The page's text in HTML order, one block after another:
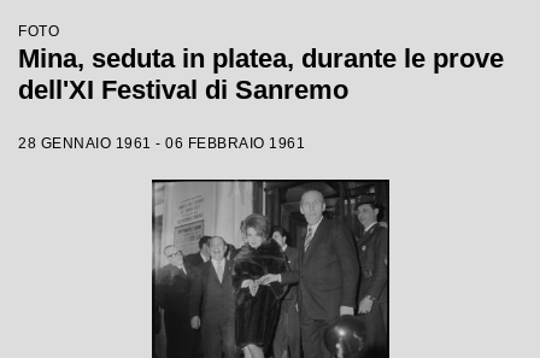
FOTO
Mina, seduta in platea, durante le prove
dell'XI Festival di Sanremo
28 GENNAIO 1961 - 06 FEBBRAIO 1961